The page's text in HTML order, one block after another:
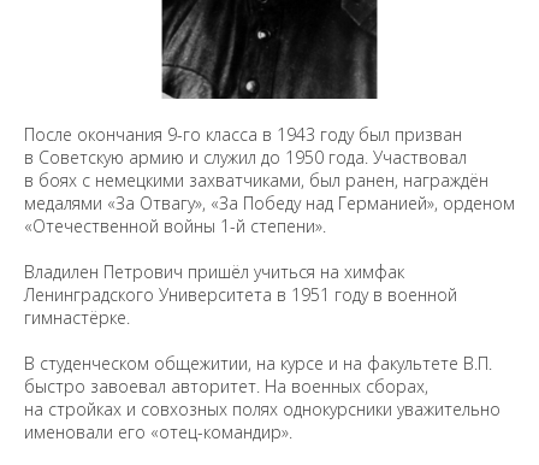
После окончания 9-го класса в 1943 году был призван
в Советскую армию и служил до 1950 года. Участвовал
в боях с немецкими захватчиками, был ранен, награждён
медалями «За Отвагу», «За Победу над Германией», орденом
«Отечественной войны 1-й степени».
Владилен Петрович пришёл учиться на химфак
Ленинградского Университета в 1951 году в военной
гимнастёрке.
В студенческом общежитии, на курсе и на факультете В.П.
быстро завоевал авторитет. На военных сборах,
на стройках и совхозных полях однокурсники уважительно
именовали его «отец-командир».